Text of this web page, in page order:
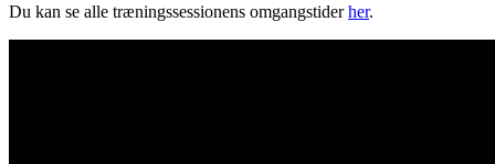
Du kan se alle træningssessionens omgangstiderher.